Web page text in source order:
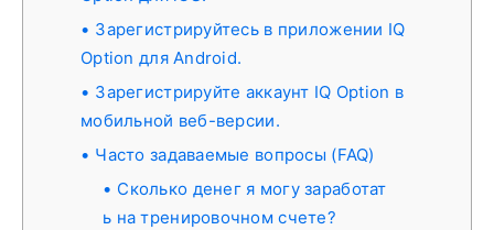
Зарегистрируйтесь в приложении IQ
Option для Android.
Зарегистрируйте аккаунт IQ Option в
мобильной веб-версии.
Часто задаваемые вопросы (FAQ)
Сколько денег я могу заработат
ь на тренировочном счете?